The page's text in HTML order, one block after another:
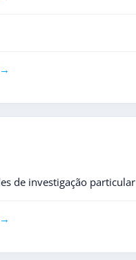
de investigação particular